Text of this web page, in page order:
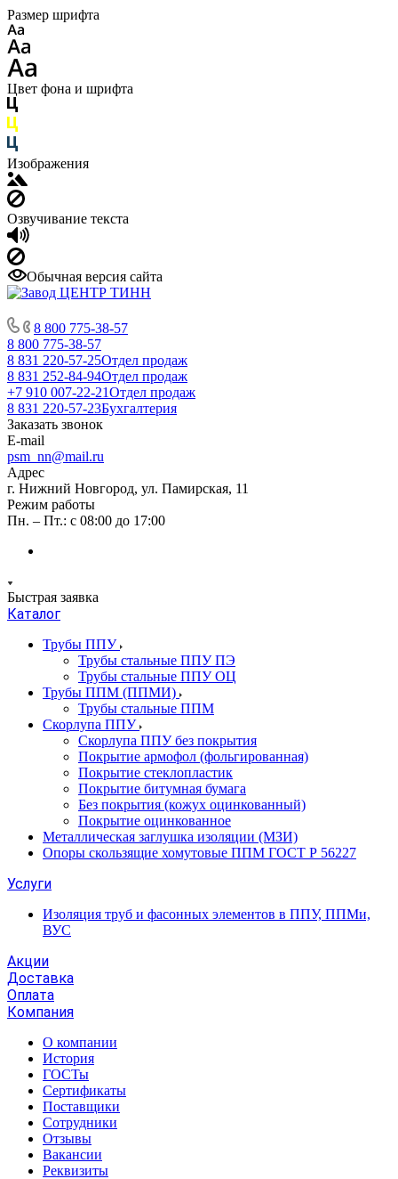
Размер шрифта
Цвет фона и шрифта
Изображения
Озвучивание текста
Обычная версия сайта
8 800 775-38-57
8 800 775-38-57
8 831 220-57-25Отдел продаж
8 831 252-84-94Отдел продаж
+7 910 007-22-21Отдел продаж
8 831 220-57-23Бухгалтерия
Заказать звонок
E-mail
psm_nn@mail.ru
Адрес
г. Нижний Новгород, ул. Памирская, 11
Режим работы
Пн. – Пт.: с 08:00 до 17:00
Быстрая заявка
Каталог
Трубы ППУ
Трубы стальные ППУ ПЭ
Трубы стальные ППУ ОЦ
Трубы ППМ (ППМИ)
Трубы стальные ППМ
Скорлупа ППУ
Скорлупа ППУ без покрытия
Покрытие армофол (фольгированная)
Покрытие стеклопластик
Покрытие битумная бумага
Без покрытия (кожух оцинкованный)
Покрытие оцинкованное
Металлическая заглушка изоляции (МЗИ)
Опоры скользящие хомутовые ППМ ГОСТ Р 56227
Услуги
Изоляция труб и фасонных элементов в ППУ, ППМи,
ВУС
Акции
Доставка
Оплата
Компания
О компании
История
ГОСТы
Сертификаты
Поставщики
Сотрудники
Отзывы
Вакансии
Реквизиты